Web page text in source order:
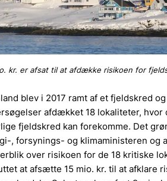
kr. er afsat til at afdække risikoen for
blev i 2017 ramt af et fjeldskred
afdækket 18 lokaliteter,
fjeldskred kan forekomme. Det
, forsynings- og klimaministeren og
over risikoen for de 18 kritiske
at afsætte 15 mio. kr. til at afklare